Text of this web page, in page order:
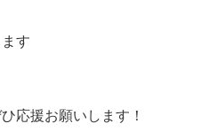
す
応援お願いします！